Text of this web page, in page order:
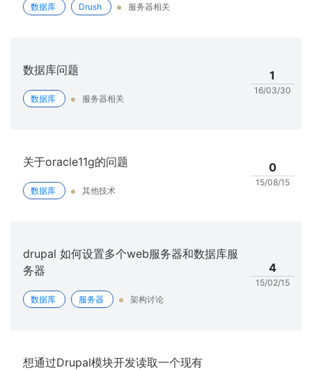
数据库 Drush 服务器相关
数据库问题
数据库 服务器相关
1
16/03/30
关于oracle11g的问题
数据库 其他技术
0
15/08/15
drupal 如何设置多个web服务器和数据库服
务器
数据库 服务器 架构讨论
4
15/02/15
想通过Drupal模块开发读取一个现有